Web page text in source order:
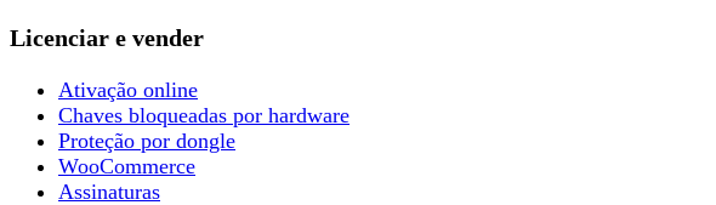
Licenciar e vender
Ativação online
Chaves bloqueadas por hardware
Proteção por dongle
WooCommerce
Assinaturas